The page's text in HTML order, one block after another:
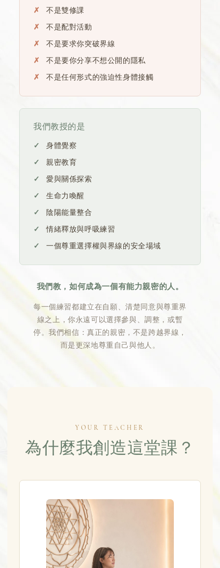
不是雙修課
不是配對活動
不是要求你突破界線
不是要你分享不想公開的隱私
不是任何形式的強迫性身體接觸
我們教授的是
身體覺察
親密教育
愛與關係探索
生命力喚醒
陰陽能量整合
情緒釋放與呼吸練習
一個尊重選擇權與界線的安全場域
我們教，如何成為一個有能力親密的人。
每一個練習都建立在自願、清楚同意與尊重界
線之上，你永遠可以選擇參與、調整，或暫
停。我們相信：真正的親密，不是跨越界線，
而是更深地尊重自己與他人。
YOUR TEACHER
為什麼我創造這堂課？